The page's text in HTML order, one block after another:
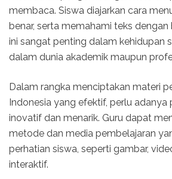
membaca. Siswa diajarkan cara
benar, serta memahami teks dengan
ini sangat penting dalam kehidupan
dalam dunia akademik maupun
Dalam rangka menciptakan materi
Indonesia yang efektif, perlu adanya
inovatif dan menarik. Guru dapat
metode dan media pembelajaran
perhatian siswa, seperti gambar,
interaktif.